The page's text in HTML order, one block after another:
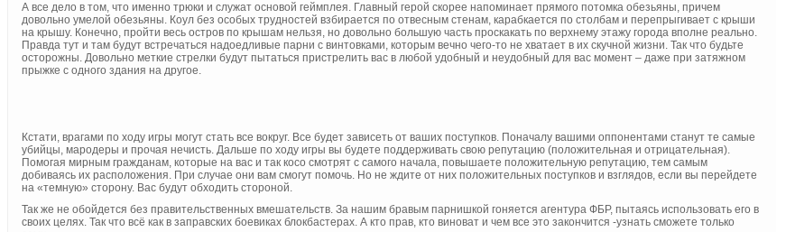
А все дело в том, что именно трюки и служат основой геймплея. Главный герой скорее напоминает прямого потомка обезьяны, причем
довольно умелой обезьяны. Коул без особых трудностей взбирается по отвесным стенам, карабкается по столбам и перепрыгивает с крыши
на крышу. Конечно, пройти весь остров по крышам нельзя, но довольно большую часть проскакать по верхнему этажу города вполне реально.
Правда тут и там будут встречаться надоедливые парни с винтовками, которым вечно чего-то не хватает в их скучной жизни. Так что будьте
осторожны. Довольно меткие стрелки будут пытаться пристрелить вас в любой удобный и неудобный для вас момент – даже при затяжном
прыжке с одного здания на другое.
Кстати, врагами по ходу игры могут стать все вокруг. Все будет зависеть от ваших поступков. Поначалу вашими оппонентами станут те самые
убийцы, мародеры и прочая нечисть. Дальше по ходу игры вы будете поддерживать свою репутацию (положительная и отрицательная).
Помогая мирным гражданам, которые на вас и так косо смотрят с самого начала, повышаете положительную репутацию, тем самым
добиваясь их расположения. При случае они вам смогут помочь. Но не ждите от них положительных поступков и взглядов, если вы перейдете
на «темную» сторону. Вас будут обходить стороной.
Так же не обойдется без правительственных вмешательств. За нашим бравым парнишкой гоняется агентура ФБР, пытаясь использовать его в
своих целях. Так что всё как в заправских боевиках блокбастерах. А кто прав, кто виноват и чем все это закончится -узнать сможете только